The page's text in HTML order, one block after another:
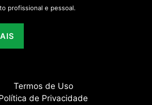
profissional e pessoal.
Termos de Uso
de Privacidade